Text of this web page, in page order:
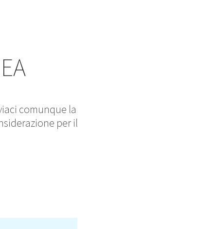
comunque la
per il